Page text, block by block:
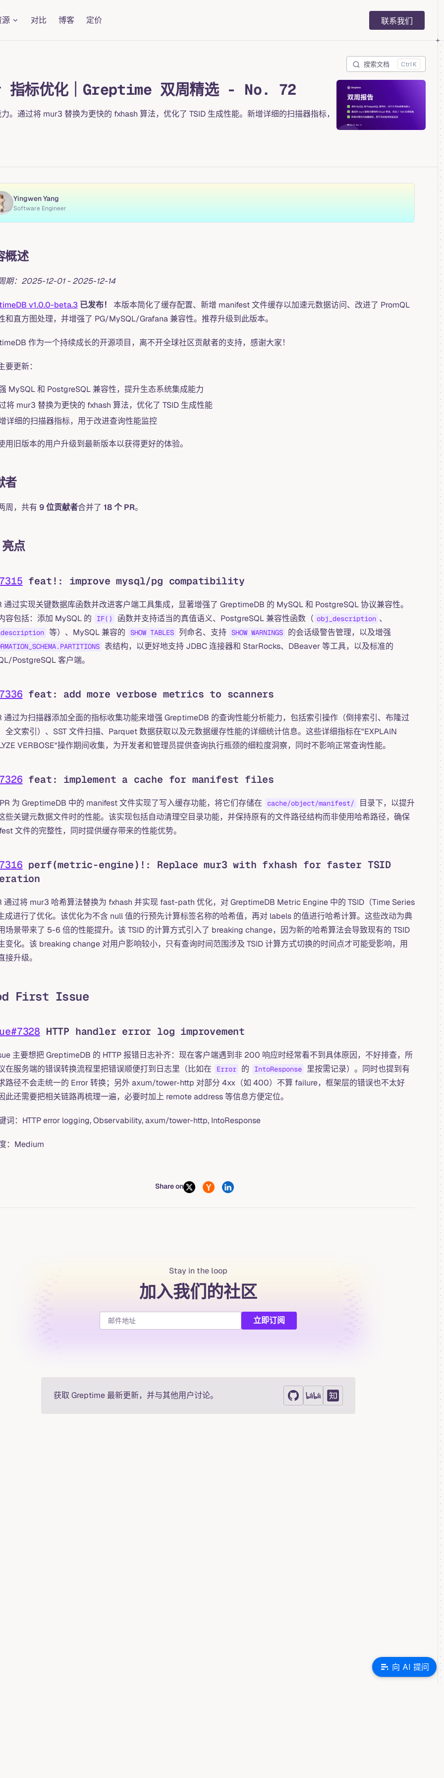
对比 博客 定价 Main Navigation
联系我们
搜索文档 K
指标优化｜Greptime 双周精选 - No. 72
。通过将 mur3 替换为更快的 fxhash 算法，优化了 TSID 生成性能。新增详细的扫描器指标，
Yingwen Yang
Software Engineer
概述
期：2025-12-01 - 2025-12-14
v1.0.0-beta.3 已发布！
本版本简化了缓存配置、新增 manifest 文件缓存以加速元数据访问、改进了 PromQL
和直方图处理，并增强了 PG/MySQL/Grafana 兼容性。推荐升级到此版本。
作为一个持续成长的开源项目，离不开全球社区贡献者的支持，感谢大家！
要更新：
MySQL 和 PostgreSQL 兼容性，提升生态系统集成能力
将 mur3 替换为更快的 fxhash 算法，优化了 TSID 生成性能
详细的扫描器指标，用于改进查询性能监控
用旧版本的用户升级到最新版本以获得更好的体验。
者
周，共有 9 位贡献者合并了 18 个 PR。
点
feat!: improve mysql/pg compatibility
通过实现关键数据库函数并改进客户端工具集成，显著增强了 GreptimeDB 的 MySQL 和 PostgreSQL 协议兼容性。
容包括：添加 MySQL 的
IF() 函数并支持适当的真值语义、PostgreSQL 兼容性函数（ obj_description 、
等）、MySQL 兼容的 SHOW TABLES 列命名、支持 SHOW WARNINGS 的会话级警告管理，以及增强
表结构，以更好地支持 JDBC 连接器和 StarRocks、DBeaver 等工具，以及标准的
PostgreSQL 客户端。
feat: add more verbose metrics to scanners
通过为扫描器添加全面的指标收集功能来增强 GreptimeDB 的查询性能分析能力，包括索引操作（倒排索引、布隆过
全文索引）、SST 文件扫描、Parquet 数据获取以及元数据缓存性能的详细统计信息。这些详细指标在"EXPLAIN
VERBOSE"操作期间收集，为开发者和管理员提供查询执行瓶颈的细粒度洞察，同时不影响正常查询性能。
feat: implement a cache for manifest files
为 GreptimeDB 中的 manifest 文件实现了写入缓存功能，将它们存储在 cache/object/manifest/
目录下，以提升
些关键元数据文件时的性能。该实现包括自动清理空目录功能，并保持原有的文件路径结构而非使用哈希路径，确保
文件的完整性，同时提供缓存带来的性能优势。
perf(metric-engine)!: Replace mur3 with fxhash for faster TSID
通过将 mur3 哈希算法替换为 fxhash 并实现 fast-path 优化，对 GreptimeDB Metric Engine 中的 TSID（Time Series
成进行了优化。该优化为不含 null 值的行预先计算标签名称的哈希值，再对 labels 的值进行哈希计算。这些改动为典
场景带来了 5-6 倍的性能提升。该 TSID 的计算方式引入了 breaking change，因为新的哈希算法会导致现有的 TSID
变化。该 breaking change 对用户影响较小，只有查询时间范围涉及 TSID 计算方式切换的时间点才可能受影响，用
接升级。
First Issue
HTTP handler error log improvement
主要想把 GreptimeDB 的 HTTP 报错日志补齐：现在客户端遇到非 200 响应时经常看不到具体原因，不好排查，所
在服务端的错误转换流程里把错误顺便打到日志里（比如在
Error 的 IntoResponse
里按需记录）。同时也提到有
路径不会走统一的 Error 转换；另外 axum/tower-http 对部分 4xx（如 400）不算 failure，框架层的错误也不太好
此还需要把相关链路再梳理一遍，必要时加上 remote address 等信息方便定位。
词：HTTP error logging, Observability, axum/tower-http, IntoResponse
：Medium
Share on
Stay in the loop
加入我们的社区
获取 Greptime 最新更新，并与其他用户讨论。
向 AI 提问